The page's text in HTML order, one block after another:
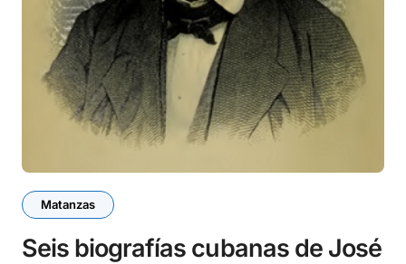
Matanzas
Seis biografías cubanas de José